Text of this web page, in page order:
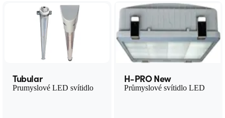
Tubular
Prumyslové LED svítidlo
H-PRO New
Průmyslové svítidlo LED